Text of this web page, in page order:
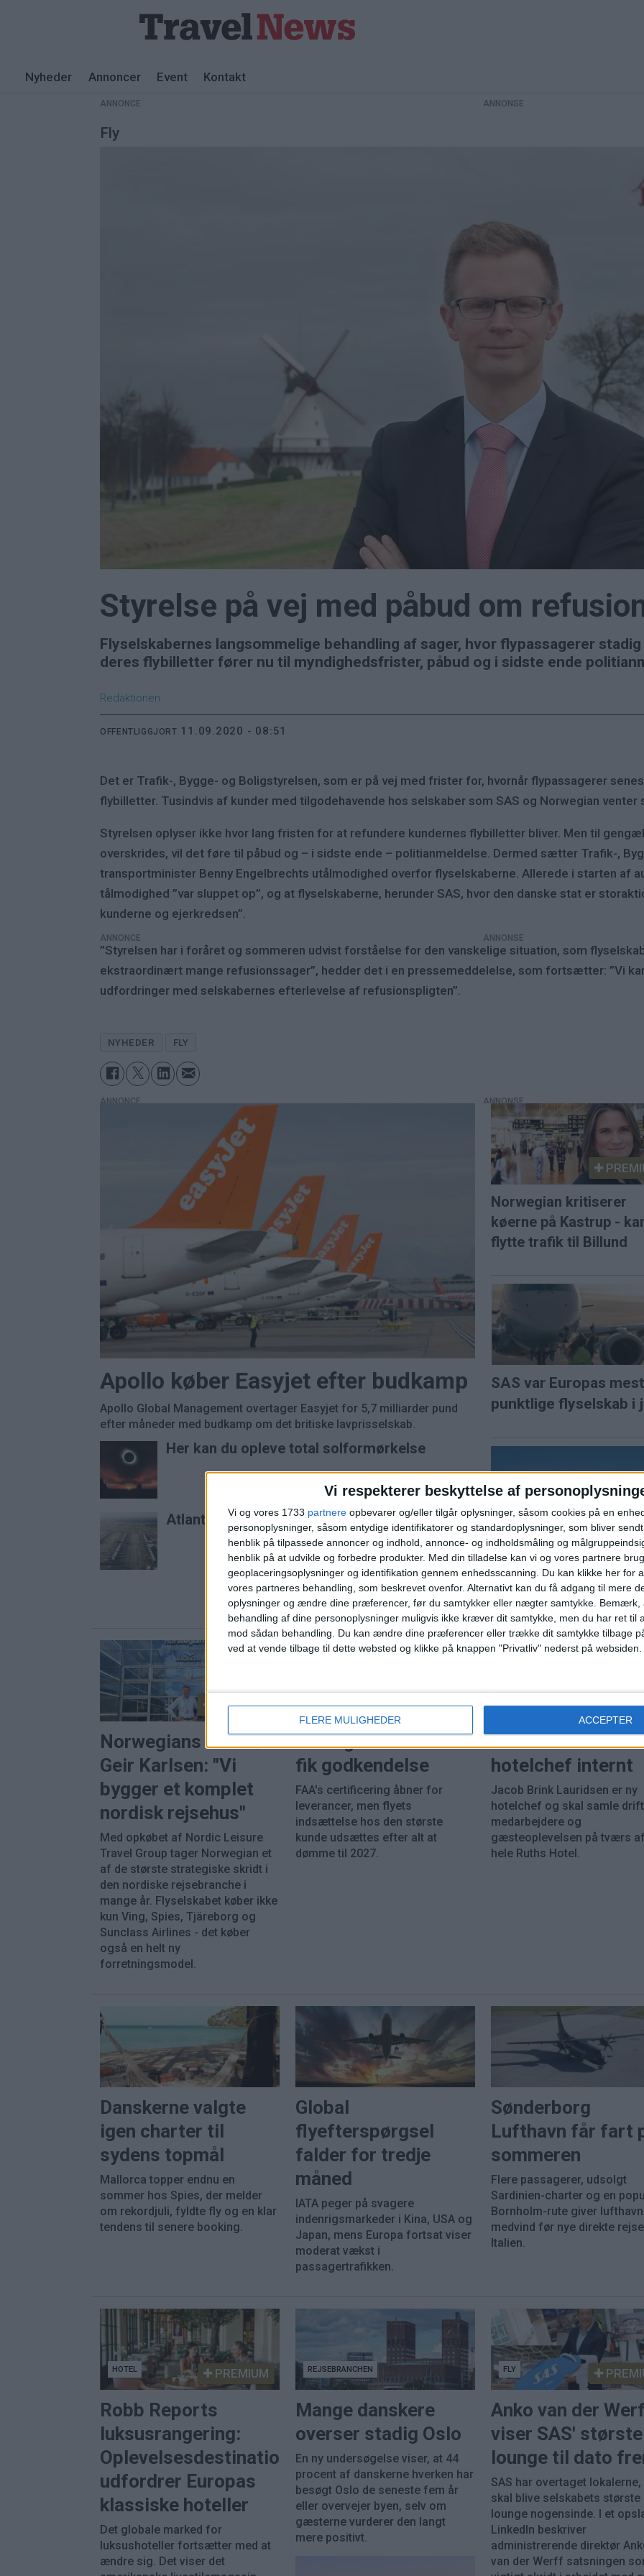
Vi respekterer beskyttelse af
Vi og vores 1733 partnere opbevarer og/eller tilgår oplysninger, såsom cookies på en
personoplysninger, såsom entydige identifikatorer og standardoplysninger, som bliver
henblik på tilpassede annoncer og indhold, annonce- og indholdsmåling og
henblik på at udvikle og forbedre produkter. Med din tilladelse kan vi og vores partnere
geoplaceringsoplysninger og identifikation gennem enhedsscanning. Du kan klikke her for
vores partneres behandling, som beskrevet ovenfor. Alternativt kan du få adgang til mere
oplysninger og ændre dine præferencer, før du samtykker eller nægter samtykke. Bemærk,
behandling af dine personoplysninger muligvis ikke kræver dit samtykke, men du har ret til
mod sådan behandling.
Du kan ændre dine præferencer eller trække dit samtykke tilbage
ved at vende tilbage til dette websted og klikke på knappen "Privatliv" nederst på websiden.
FLERE MULIGHEDER ACCEPTER
Nyheder Annoncer Event Kontakt
ANNONCE
Fly
Styrelse på vej med påbud om
Flyselskabernes langsommelige behandling af sager, hvor flypassagerer
deres flybilletter fører nu til myndighedsfrister, påbud og i sidste ende
Redaktionen
OFFENTLIGGJORT 11.09.2020 - 08:51
Det er Trafik-, Bygge- og Boligstyrelsen, som er på vej med frister for, hvornår flypassagerer
flybilletter. Tusindvis af kunder med tilgodehavende hos selskaber som SAS og Norwegian venter
Styrelsen oplyser ikke hvor lang fristen for at refundere kundernes flybilletter bliver. Men til
overskrides, vil det føre til påbud og – i sidste ende – politianmeldelse. Dermed sætter Trafik-,
transportminister Benny Engelbrechts utålmodighed overfor flyselskaberne. Allerede i starten af
tålmodighed ”var sluppet op”, og at flyselskaberne, herunder SAS, hvor den danske stat er
kunderne og ejerkredsen”.
ANNONCE
”Styrelsen har i foråret og sommeren udvist forståelse for den vanskelige situation, som
ekstraordinært mange refusionssager”, hedder det i en pressemeddelelse, som fortsætter: ”Vi
udfordringer med selskabernes efterlevelse af refusionspligten”.
NYHEDER FLY
ANNONCE
Apollo køber Easyjet efter budkamp
Apollo Global Management overtager Easyjet for 5,7 milliarder pund
efter måneder med budkamp om det britiske lavprisselskab.
Her kan du opleve total solformørkelse
Atlanta er stadig verdens travleste lufthavn
Norwegian kritiserer
køerne på Kastrup -
flytte trafik til Billund
SAS var Europas mest
punktlige flyselskab i
Norwegian når
juli siden pandemien
PREMIUM
Norwegians direktør
Geir Karlsen: "Vi
bygger et komplet
nordisk rejsehus"
Med opkøbet af Nordic Leisure
Travel Group tager Norwegian et
af de største strategiske skridt i
den nordiske rejsebranche i
mange år. Flyselskabet køber ikke
kun Ving, Spies, Tjäreborg og
Sunclass Airlines - det køber
også en helt ny
forretningsmodel.
PREMIUM
Boeing 737 MAX 7
fik godkendelse
FAA's certificering åbner for
leverancer, men flyets
indsættelse hos den største
kunde udsættes efter alt at
dømme til 2027.
Ruths Hotel
hotelchef internt
Jacob Brink Lauridsen er ny
hotelchef og skal samle
medarbejdere og
gæsteoplevelsen på tværs af
hele Ruths Hotel.
Danskerne valgte
igen charter til
sydens topmål
Mallorca topper endnu en
sommer hos Spies, der melder
om rekordjuli, fyldte fly og en klar
tendens til senere booking.
Global
flyefterspørgsel
falder for tredje
måned
IATA peger på svagere
indenrigsmarkeder i Kina, USA og
Japan, mens Europa fortsat viser
moderat vækst i
passagertrafikken.
Sønderborg
Lufthavn får fart
sommeren
Flere passagerer, udsolgt
Sardinien-charter og en
Bornholm-rute giver
medvind før nye direkte
Italien.
HOTEL PREMIUM
Robb Reports
luksusrangering:
Oplevelsesdestinationer
udfordrer Europas
klassiske hoteller
Det globale marked for
luksushoteller fortsætter med at
ændre sig. Det viser det
REJSEBRANCHEN
Mange danskere
overser stadig Oslo
En ny undersøgelse viser, at 44
procent af danskerne hverken har
besøgt Oslo de seneste fem år
eller overvejer byen, selv om
gæsterne vurderer den langt
mere positivt.
FLY
Anko van der
viser SAS' største
lounge til dato
SAS har overtaget
skal blive selskabets største
lounge nogensinde. I et
LinkedIn beskriver
administrerende direktør
van der Werff satsningen